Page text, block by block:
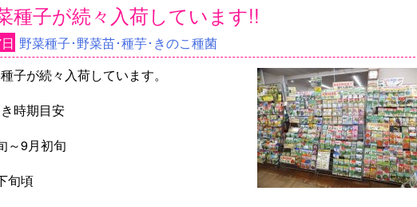
種子が続々入荷しています!!
野菜種子･野菜苗･種芋･きのこ種菌
子が続々入荷しています。
時期目安
～9月初旬
旬頃